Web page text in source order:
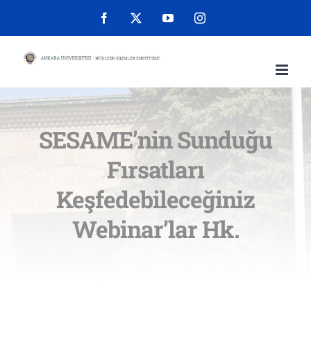
to
content
Facebook YouTubeInstagram
SESAME’nin Sunduğu
Fırsatları
Keşfedebileceğiniz
Webinar’lar Hk.